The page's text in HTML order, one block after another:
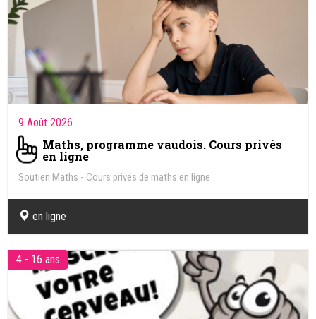
9 Août 2026
Maths, programme vaudois. Cours privés
en ligne
Soutien Maths - Cours privés de maths en ligne
en ligne
4 - 16 ans